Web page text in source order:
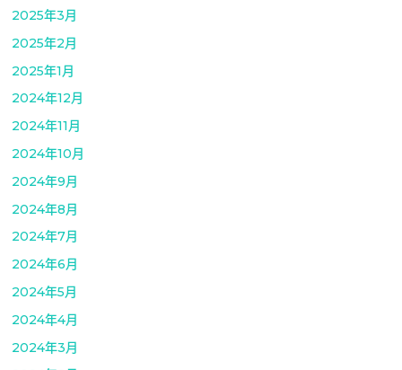
2025年3月
2025年2月
2025年1月
2024年12月
2024年11月
2024年10月
2024年9月
2024年8月
2024年7月
2024年6月
2024年5月
2024年4月
2024年3月